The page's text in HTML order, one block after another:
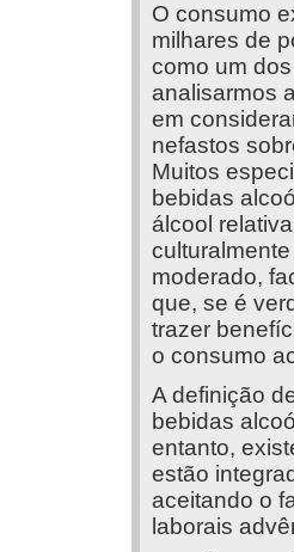
O consumo
milhares de
como um
analisarmos
em
nefastos
Muitos
bebidas
álcool
moderado,
que, se é
trazer
o consumo
A definição
bebidas
entanto,
estão
aceitando o
laborais